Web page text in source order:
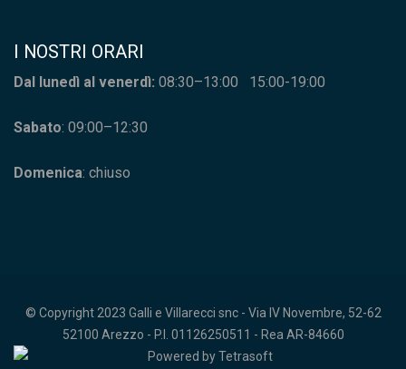
I NOSTRI ORARI
Dal lunedì al venerdì: 08:30–13:00 15:00-19:00
Sabato: 09:00–12:30
Domenica: chiuso
© Copyright 2023 Galli e Villarecci snc - Via IV Novembre, 52-62
52100 Arezzo - P.I. 01126250511 - Rea AR-84660